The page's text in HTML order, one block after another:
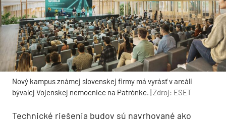
Nový kampus známej slovenskej firmy má vyrásť v areáli
bývalej Vojenskej nemocnice na Patrónke. |Zdroj: ESET
Technické riešenia budov sú navrhované ako